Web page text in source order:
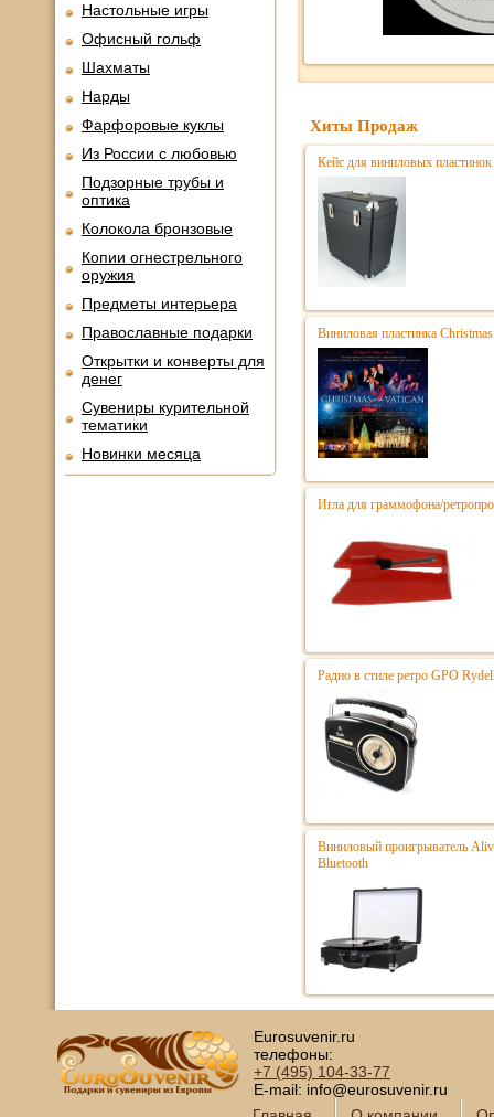
Настольные игры
Офисный гольф
Шахматы
Нарды
Фарфоровые куклы
Из России с любовью
Подзорные трубы и
оптика
Колокола бронзовые
Копии огнестрельного
оружия
Предметы интерьера
Православные подарки
Открытки и конверты для
денег
Сувениры курительной
тематики
Новинки месяца
Хиты Продаж
Кейс для виниловых
Виниловая пластинка
Игла для граммофона/
Радио в стиле ретро GPO
Виниловый проигрыватель
Bluetooth
Eurosuvenir.ru
телефоны:
+7 (495) 104-33-77
E-mail: info@eurosuvenir.ru